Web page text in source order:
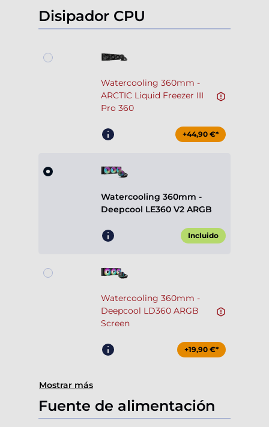
Disipador CPU
Watercooling 360mm -
ARCTIC Liquid Freezer III
Pro 360
+44,90 €*
Watercooling 360mm -
Deepcool LE360 V2 ARGB
Incluido
Watercooling 360mm -
Deepcool LD360 ARGB
Screen
+19,90 €*
Mostrar más
Fuente de alimentación